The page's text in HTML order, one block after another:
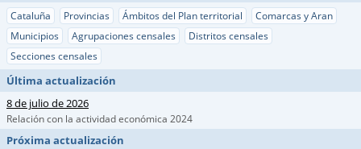
Cataluña Provincias Ámbitos del Plan territorial
Comarcas y Aran
Municipios
Agrupaciones censales
Distritos censales
Secciones censales
Última actualización
8 de julio de 2026
Relación con la actividad económica 2024
Próxima actualización